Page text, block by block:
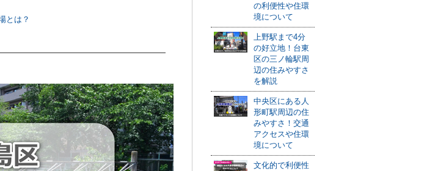
とは？
の利便性や住環
境について
上野駅まで4分
の好立地！台東
区の三ノ輪駅周
辺の住みやすさ
を解説
中央区にある人
形町駅周辺の住
みやすさ！交通
アクセスや住環
境について
文化的で利便性